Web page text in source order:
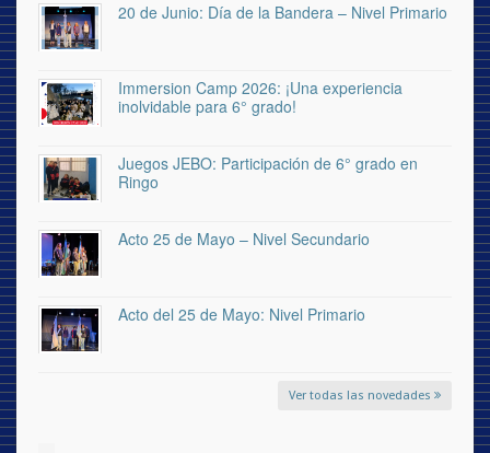
20 de Junio: Día de la Bandera – Nivel Primario
Immersion Camp 2026: ¡Una experiencia
inolvidable para 6° grado!
Juegos JEBO: Participación de 6° grado en
Ringo
Acto 25 de Mayo – Nivel Secundario
Acto del 25 de Mayo: Nivel Primario
Ver todas las novedades